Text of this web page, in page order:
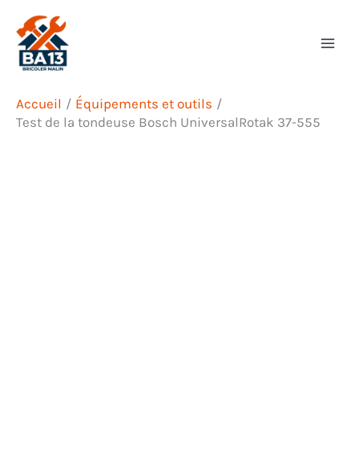
contenu
Accueil
Équipements et outils
Test de la tondeuse Bosch UniversalRotak 37-555
Rechercher